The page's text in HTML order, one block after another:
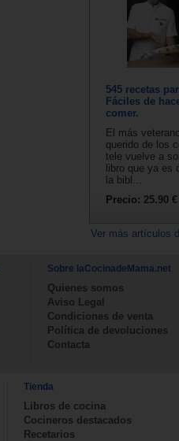
545 recetas
Fáciles de
comer.
El más
querido de los
tele vuelve a
libro que ya es
la bibl...
Precio: 25.90 €
Ver más artículos
Sobre laCocinadeMama.net
Quienes somos
Aviso Legal
Condiciones de venta
Política de devoluciones
Contacta
Tienda
Libros de cocina
Cocineros destacados
Recetarios